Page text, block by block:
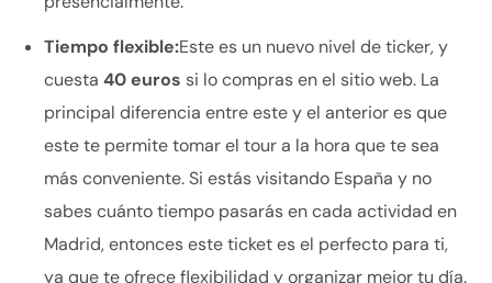
Tiempo flexible:Este es un nuevo nivel de ticker, y
cuesta 40 euros si lo compras en el sitio web. La
principal diferencia entre este y el anterior es que
este te permite tomar el tour a la hora que te sea
más conveniente. Si estás visitando España y no
sabes cuánto tiempo pasarás en cada actividad en
Madrid, entonces este ticket es el perfecto para ti,
ya que te ofrece flexibilidad y organizar mejor tu día.